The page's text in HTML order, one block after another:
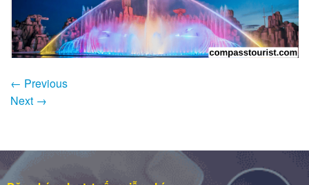
← Previous
Next →